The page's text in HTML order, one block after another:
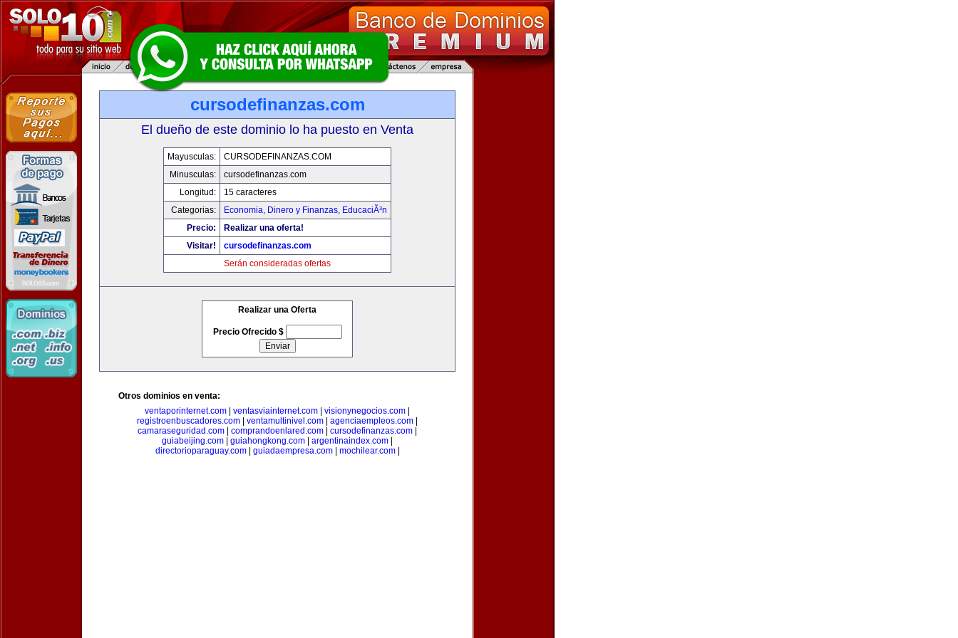
cursodefinanzas.com
El dueño de este dominio lo ha puesto en Venta
Mayusculas:
CURSODEFINANZAS.COM
Minusculas:
cursodefinanzas.com
Longitud:
15 caracteres
Categorias:
Economia, Dinero y Finanzas, EducaciÃ³n
Precio:
Realizar una oferta!
Visitar!
cursodefinanzas.com
Serán consideradas ofertas
Realizar una Oferta
Precio Ofrecido $
Otros dominios en venta:
ventaporinternet.com
ventasviainternet.com visionynegocios.com
registroenbuscadores.com
ventamultinivel.com agenciaempleos.com
camaraseguridad.com
comprandoenlared.com cursodefinanzas.com
guiabeijing.com
guiahongkong.com argentinaindex.com
directorioparaguay.com| guiadaempresa.com| mochilear.com|